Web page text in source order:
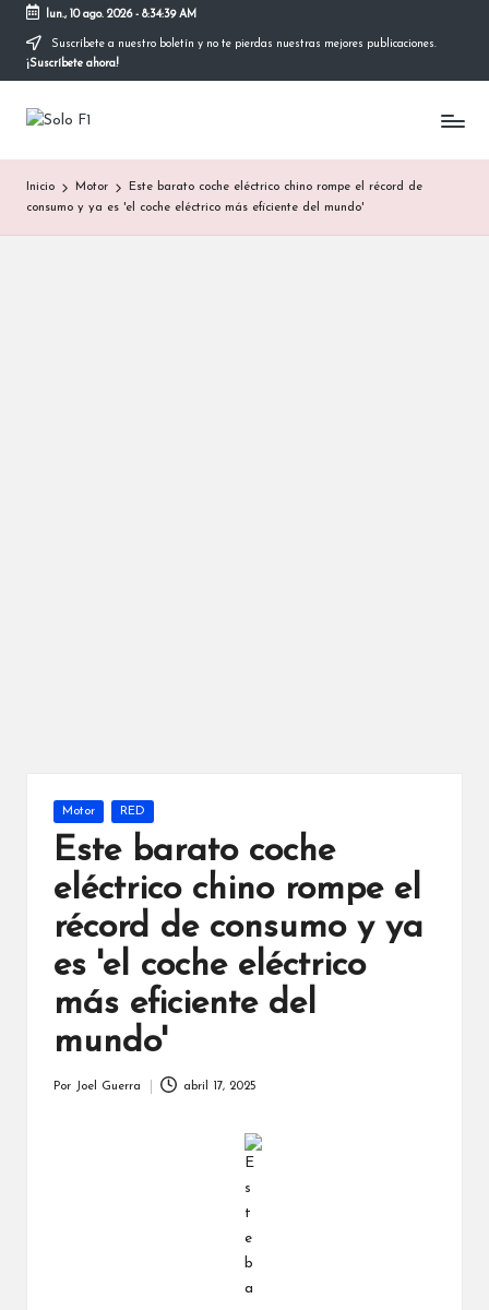
Saltar
lun., 10 ago. 2026- 8:34:39 AM
Suscríbete a nuestro boletín y no te pierdas nuestras mejores publicaciones.
¡Suscríbete ahora!
S
o
l
o
Para
la
F1
Inicio Motor
Este barato coche eléctrico chino rompe el récord de
consumo y ya es 'el coche eléctrico más eficiente del mundo'
Publicada
en
Motor RED
Este barato coche
eléctrico chino rompe el
récord de consumo y ya
es 'el coche eléctrico
más eficiente del
mundo'
Por Joel Guerra abril 17, 2025